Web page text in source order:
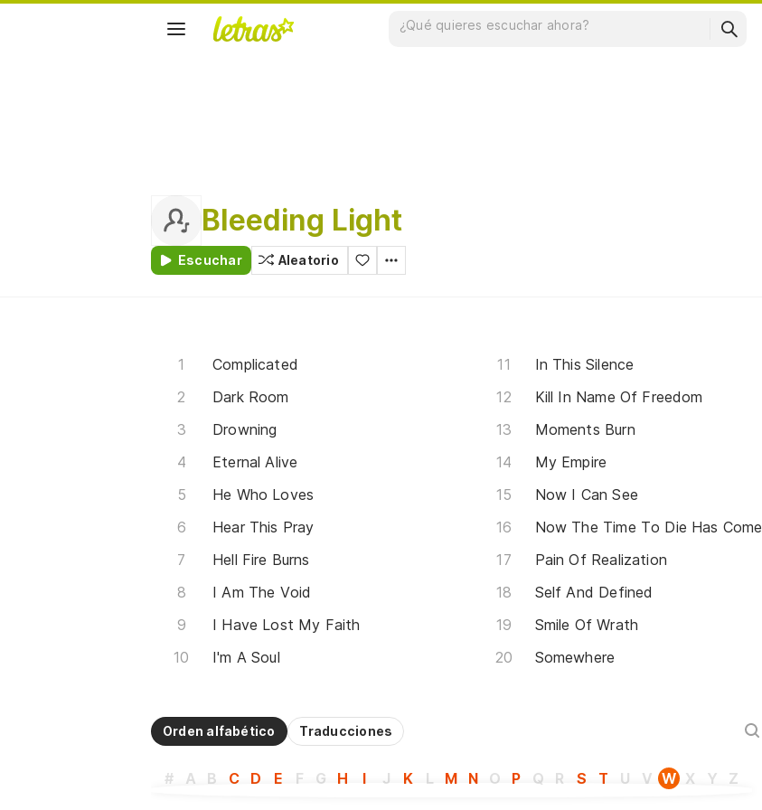
Bleeding Light
Escuchar Aleatorio
Complicated
Dark Room
Drowning
Eternal Alive
He Who Loves
Hear This Pray
Hell Fire Burns
I Am The Void
I Have Lost My Faith
I'm A Soul
In This Silence
Kill In Name Of Freedom
Moments Burn
My Empire
Now I Can See
Now The Time To Die Has Come
Pain Of Realization
Self And Defined
Smile Of Wrath
Somewhere
Orden alfabético Traducciones
# A B C D E F G H I J K L M N O P Q R S T U V W X Y Z